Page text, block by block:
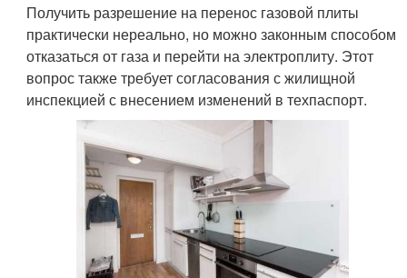
Получить разрешение на перенос газовой плиты
практически нереально, но можно законным способом
отказаться от газа и перейти на электроплиту. Этот
вопрос также требует согласования с жилищной
инспекцией с внесением изменений в техпаспорт.